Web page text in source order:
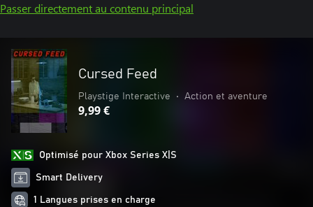
Passer directement au contenu principal
Cursed Feed
Playstige Interactive • Action et aventure
9,99 €
Optimisé pour Xbox Series X|S
Smart Delivery
1 Langues prises en charge